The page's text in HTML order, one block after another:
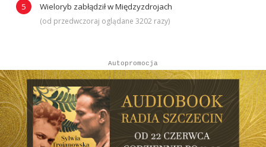
Wieloryb zabłądził w Międzyzdrojach
(od przedwczoraj oglądane 3202 razy)
Autopromocja